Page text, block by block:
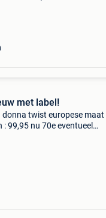
met label!
donna twist europese maat
99,95 nu 70e eventueel